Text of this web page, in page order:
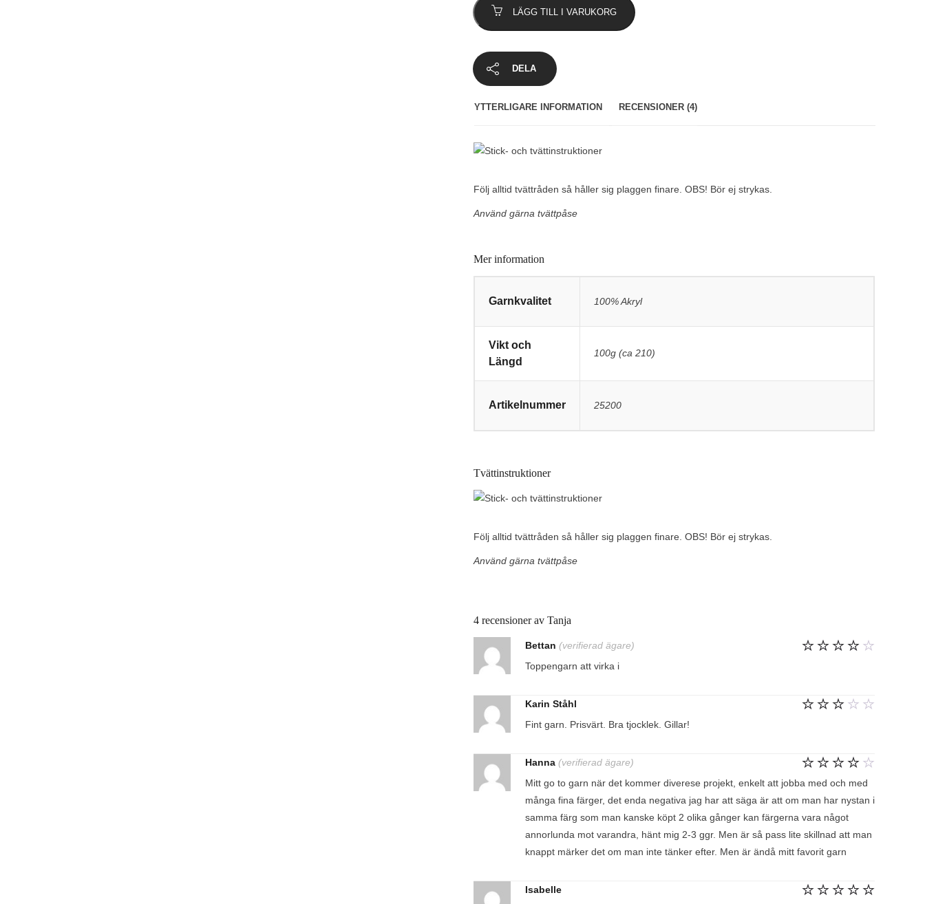
mängd
LÄGG TILL I VARUKORG
DELA
YTTERLIGARE INFORMATION RECENSIONER (4)
Följ alltid tvättråden så håller sig plaggen finare. OBS! Bör ej strykas.
Använd gärna tvättpåse
Mer information
Garnkvalitet 100% Akryl
Vikt och
Längd
100g (ca 210)
Artikelnummer 25200
Tvättinstruktioner
Följ alltid tvättråden så håller sig plaggen finare. OBS! Bör ej strykas.
Använd gärna tvättpåse
4 recensioner av Tanja
Bettan (verifierad ägare)
Toppengarn att virka i
Karin Ståhl
Fint garn. Prisvärt. Bra tjocklek. Gillar!
Betygsatt
Hanna (verifierad ägare)
Mitt go to garn när det kommer diverese projekt, enkelt att jobba med och med
många fina färger, det enda negativa jag har att säga är att om man har nystan i
samma färg som man kanske köpt 2 olika gånger kan färgerna vara något
annorlunda mot varandra, hänt mig 2-3 ggr. Men är så pass lite skillnad att man
knappt märker det om man inte tänker efter. Men är ändå mitt favorit garn
Isabelle